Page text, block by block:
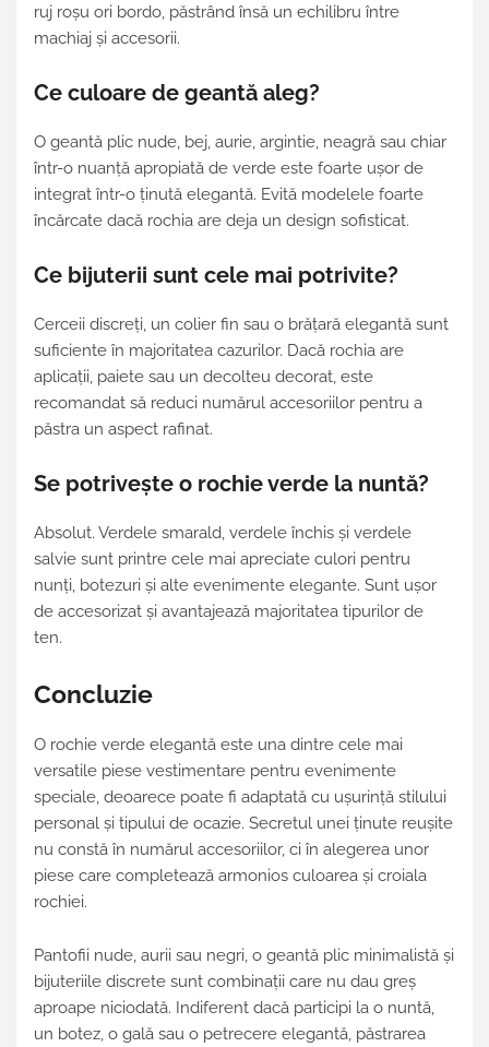
ruj roșu ori bordo, păstrând însă un echilibru între
machiaj și accesorii.
Ce culoare de geantă aleg?
O geantă plic nude, bej, aurie, argintie, neagră sau chiar
într-o nuanță apropiată de verde este foarte ușor de
integrat într-o ținută elegantă. Evită modelele foarte
încărcate dacă rochia are deja un design sofisticat.
Ce bijuterii sunt cele mai potrivite?
Cerceii discreți, un colier fin sau o brățară elegantă sunt
suficiente în majoritatea cazurilor. Dacă rochia are
aplicații, paiete sau un decolteu decorat, este
recomandat să reduci numărul accesoriilor pentru a
păstra un aspect rafinat.
Se potrivește o rochie verde la nuntă?
Absolut. Verdele smarald, verdele închis și verdele
salvie sunt printre cele mai apreciate culori pentru
nunți, botezuri și alte evenimente elegante. Sunt ușor
de accesorizat și avantajează majoritatea tipurilor de
ten.
Concluzie
O rochie verde elegantă este una dintre cele mai
versatile piese vestimentare pentru evenimente
speciale, deoarece poate fi adaptată cu ușurință stilului
personal și tipului de ocazie. Secretul unei ținute reușite
nu constă în numărul accesoriilor, ci în alegerea unor
piese care completează armonios culoarea și croiala
rochiei.
Pantofii nude, aurii sau negri, o geantă plic minimalistă și
bijuteriile discrete sunt combinații care nu dau greș
aproape niciodată. Indiferent dacă participi la o nuntă,
un botez, o gală sau o petrecere elegantă, păstrarea